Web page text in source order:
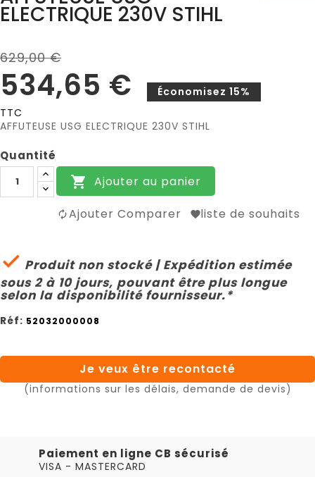
ELECTRIQUE 230V STIHL
629,00 €
534,65 €
Économisez 15%
TTC
AFFUTEUSE USG ELECTRIQUE 230V STIHL
Quantité
 Ajouter au panier
Ajouter Comparer liste de souhaits
 Produit non stocké | Expédition estimée
sous 2 à 10 jours, pouvant être plus longue
selon la disponibilité fournisseur.*
Réf: 52032000008
Je veux être recontacté
(informations sur les délais, demande de devis)
Paiement en ligne CB sécurisé
VISA - MASTERCARD